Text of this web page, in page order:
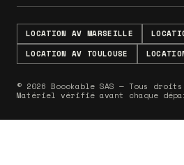
LOCATION AV MARSEILLE
LOCATION AV TOULOUSE
© 2026 Boookable SAS — Tous
Matériel vérifié avant chaque